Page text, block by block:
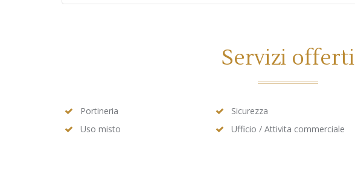
Servizi offerti
Portineria
Uso misto
Sicurezza
Ufficio / Attivita commerciale